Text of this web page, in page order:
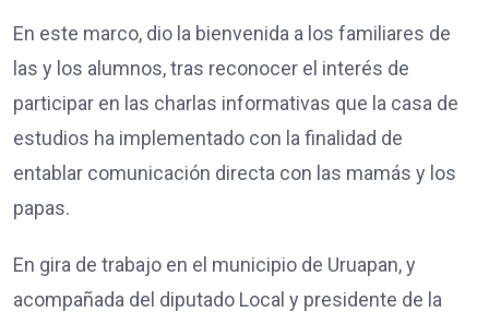
En este marco, dio la bienvenida a los familiares de
las y los alumnos, tras reconocer el interés de
participar en las charlas informativas que la casa de
estudios ha implementado con la finalidad de
entablar comunicación directa con las mamás y los
papas.
En gira de trabajo en el municipio de Uruapan, y
acompañada del diputado Local y presidente de la